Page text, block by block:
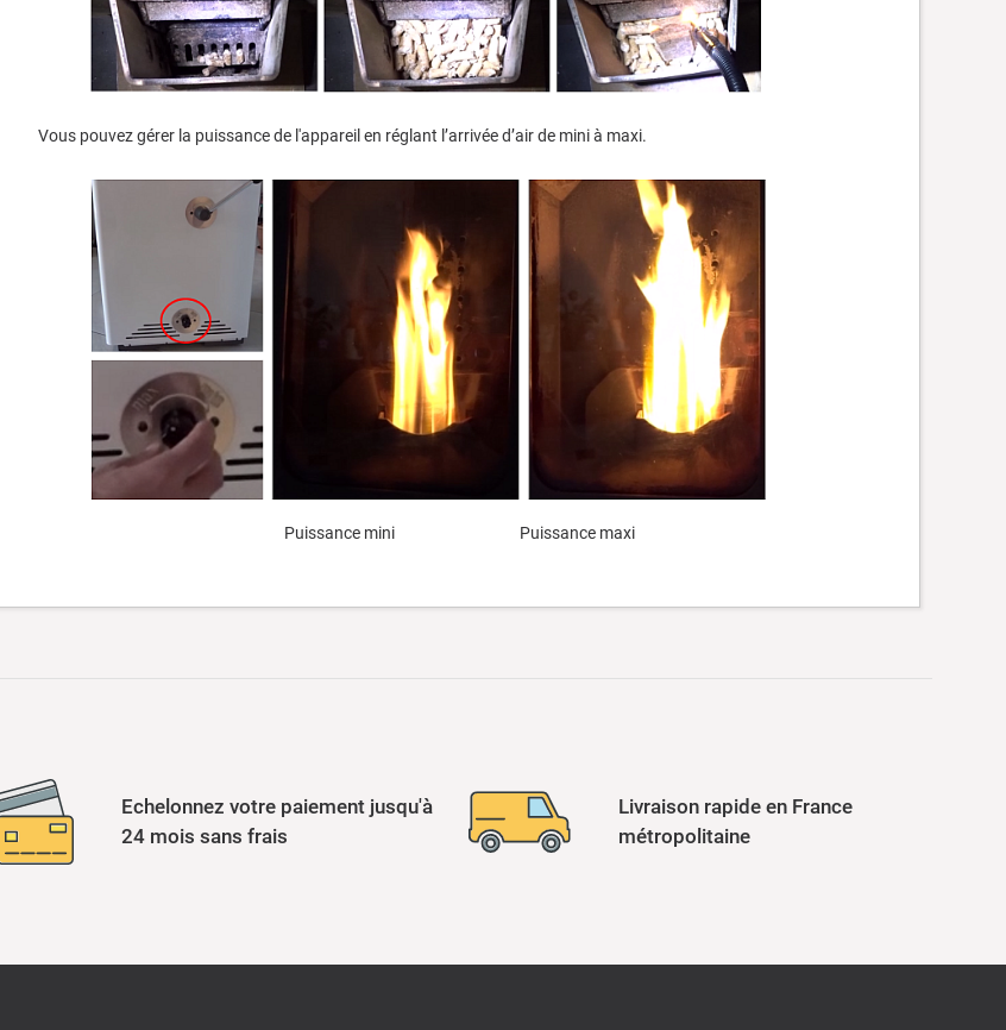
Vous pouvez gérer la puissance de l'appareil en réglant l’arrivée d’air de mini à maxi.
Puissance mini Puissance maxi
Echelonnez votre paiement jusqu'à
24 mois sans frais
Livraison rapide en France
métropolitaine